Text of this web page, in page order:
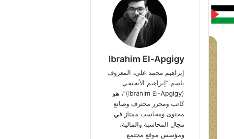
Ibrahim El-Apgigy
إبراهيم محمد علي، المعروف
باسم “إبراهيم الأبجيجي
(Ibrahim El-Apgigy)”، هو
كاتب ومحرر محترف وصانع
محتوى ومحاسب ممتاز في
مجال المحاسبة والمالية،
ومؤسس موقع مجتمع